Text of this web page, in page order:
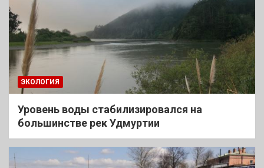
ЭКОЛОГИЯ
Уровень воды стабилизировался на
большинстве рек Удмуртии